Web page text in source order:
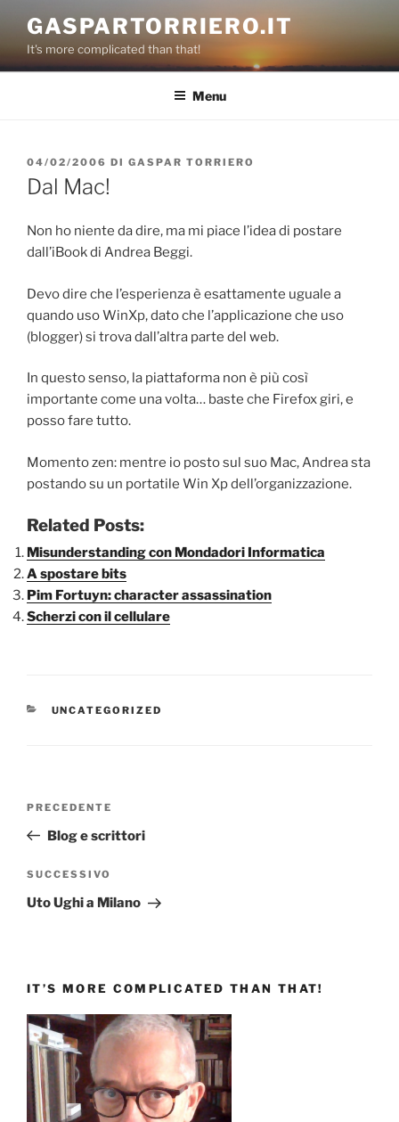
contenuto
GASPARTORRIERO.IT
It's more complicated than that!
Menu
PUBBLICATO
IL
04/02/2006 DI GASPAR TORRIERO
Dal Mac!
Non ho niente da dire, ma mi piace l’idea di postare
dall’iBook di Andrea Beggi.
Devo dire che l’esperienza è esattamente uguale a
quando uso WinXp, dato che l’applicazione che uso
(blogger) si trova dall’altra parte del web.
In questo senso, la piattaforma non è più così
importante come una volta… baste che Firefox giri, e
posso fare tutto.
Momento zen: mentre io posto sul suo Mac, Andrea sta
postando su un portatile Win Xp dell’organizzazione.
Related Posts:
Misunderstanding con Mondadori Informatica
A spostare bits
Pim Fortuyn: character assassination
Scherzi con il cellulare
CATEGORIE
UNCATEGORIZED
Articolo
precedente:
PRECEDENTE
Blog e scrittori
Articolo
successivo
SUCCESSIVO
Uto Ughi a Milano
IT’S MORE COMPLICATED THAN THAT!